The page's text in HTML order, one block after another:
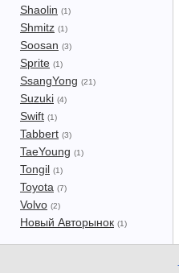
Shaolin (1)
Shmitz (1)
Soosan (3)
Sprite (1)
SsangYong (21)
Suzuki (4)
Swift (1)
Tabbert (3)
TaeYoung (1)
Tongil (1)
Toyota (7)
Volvo (2)
Новый Авторынок (1)